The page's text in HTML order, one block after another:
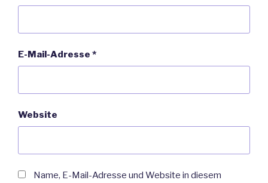
E-Mail-Adresse *
Website
Name, E-Mail-Adresse und Website in diesem